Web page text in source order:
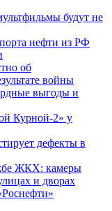
будут не
нефти из РФ
об
войны
выгоды и
Курной-2» у
дефекты в
ЖКХ: камеры
и дворах